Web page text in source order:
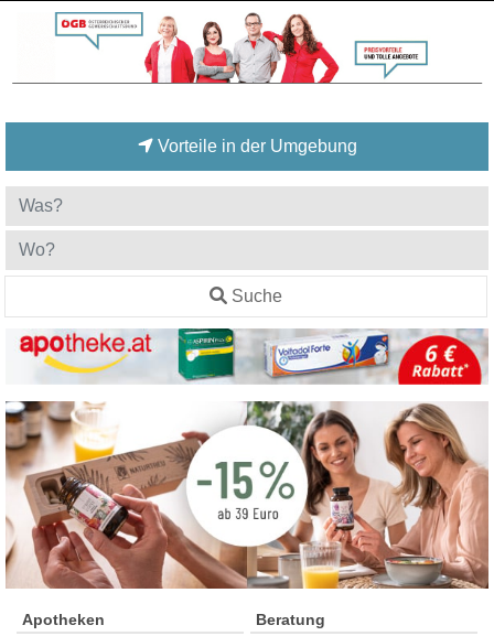
Vorteile in der Umgebung
Suche
Apotheken Beratung